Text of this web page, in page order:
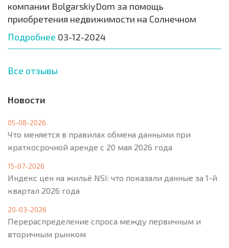
компании BolgarskiyDom за помощь
приобретения недвижимости на Солнечном
Подробнее 03-12-2024
Все отзывы
Новости
05-08-2026
Что меняется в правилах обмена данными при
краткосрочной аренде с 20 мая 2026 года
15-07-2026
Индекс цен на жильё NSI: что показали данные за 1-й
квартал 2026 года
20-03-2026
Перераспределение спроса между первичным и
вторичным рынком